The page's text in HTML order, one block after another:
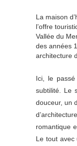
La maison
l’offre
Vallée du
des années
architecture
Ici, le
subtilité. Le
douceur, un
romantique
Le tout avec